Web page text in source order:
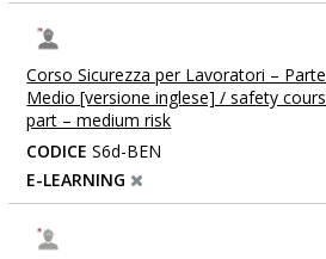
Corso Sicurezza per Lavoratori –
Medio [versione inglese] / safety
part – medium risk
CODICE S6d-BEN
E-LEARNING